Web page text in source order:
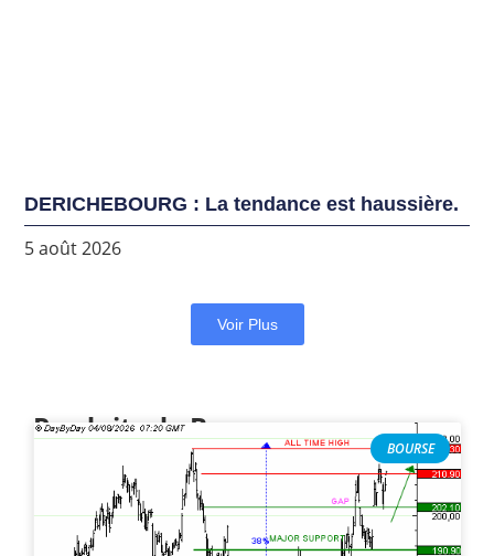
DERICHEBOURG : La tendance est haussière.
5 août 2026
Voir Plus
Produits de Bourse
BOURSE